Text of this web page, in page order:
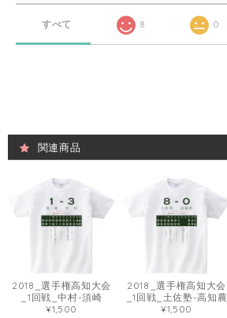
すべて 8 0
関連商品
2018_選手権高知大会
_1回戦_中村-須崎
¥1,500
2018_選手権高知大会
_1回戦_土佐塾-高知農
¥1,500